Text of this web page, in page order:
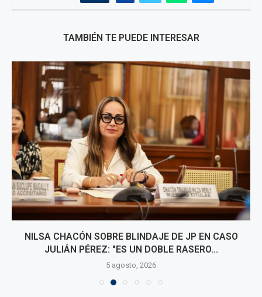
TAMBIÉN TE PUEDE INTERESAR
NILSA CHACÓN SOBRE BLINDAJE DE JP EN CASO
JULIÁN PÉREZ: "ES UN DOBLE RASERO...
5 agosto, 2026